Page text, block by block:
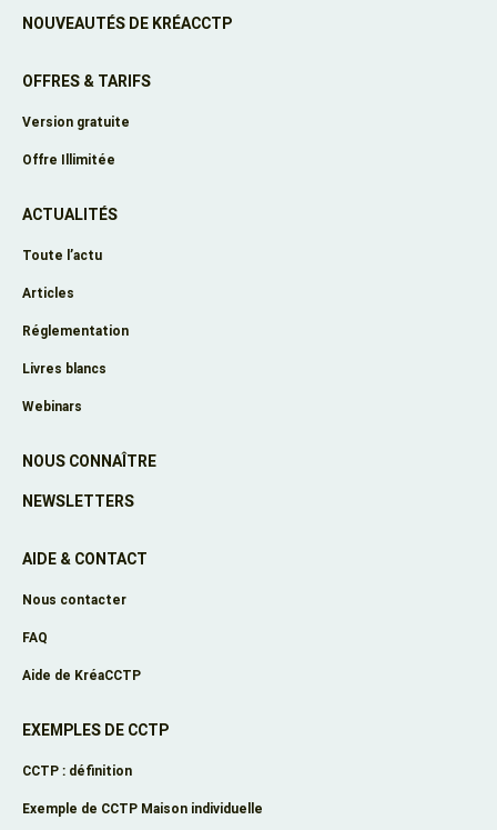
NOUVEAUTÉS DE KRÉACCTP
OFFRES & TARIFS
Version gratuite
Offre Illimitée
ACTUALITÉS
Toute l’actu
Articles
Réglementation
Livres blancs
Webinars
NOUS CONNAÎTRE
NEWSLETTERS
AIDE & CONTACT
Nous contacter
FAQ
Aide de KréaCCTP
EXEMPLES DE CCTP
CCTP : définition
Exemple de CCTP Maison individuelle